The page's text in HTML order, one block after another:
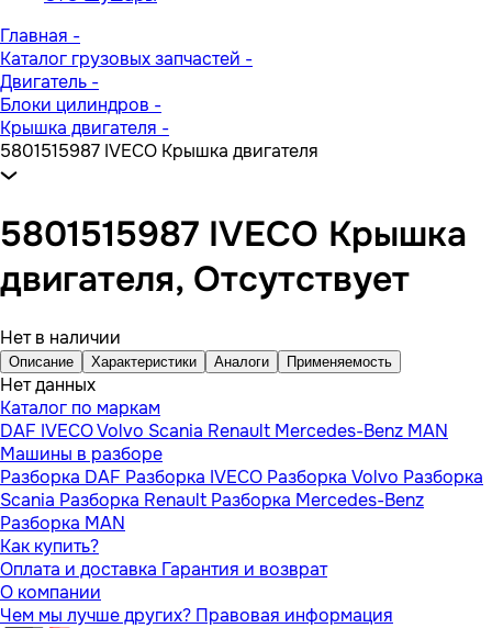
Главная -
Каталог грузовых запчастей -
Двигатель -
Блоки цилиндров -
Крышка двигателя -
5801515987 IVECO Крышка двигателя
5801515987 IVECO Крышка
двигателя, Отсутствует
Нет в наличии
Описание Характеристики Аналоги Применяемость
Нет данных
Каталог по маркам
DAF IVECOVolvo Scania Renault Mercedes-Benz MAN
Машины в разборе
Разборка DAF Разборка IVECO Разборка Volvo Разборка
Scania Разборка Renault Разборка Mercedes-Benz
Разборка MAN
Как купить?
Оплата и доставка Гарантия и возврат
О компании
Чем мы лучше других? Правовая информация